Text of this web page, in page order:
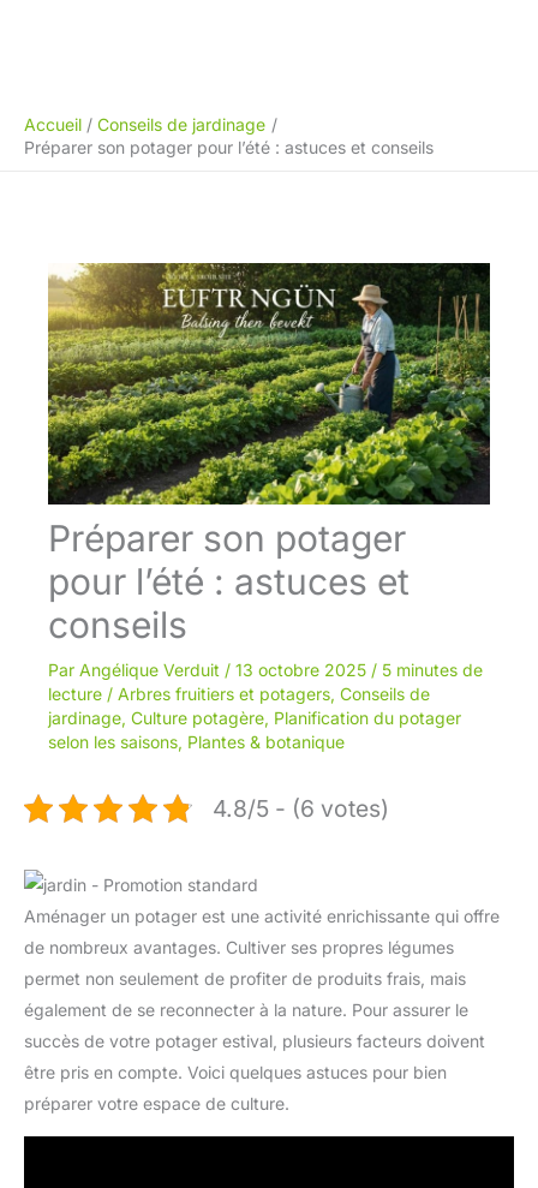
Accueil
Conseils de jardinage
Préparer son potager pour l’été : astuces et conseils
Préparer son potager
pour l’été : astuces et
conseils
Par Angélique Verduit / 13 octobre 2025 / 5 minutes de
lecture / Arbres fruitiers et potagers, Conseils de
jardinage, Culture potagère, Planification du potager
selon les saisons, Plantes & botanique
4.8/5 - (6 votes)
Aménager un potager est une activité enrichissante qui offre
de nombreux avantages. Cultiver ses propres légumes
permet non seulement de profiter de produits frais, mais
également de se reconnecter à la nature. Pour assurer le
succès de votre potager estival, plusieurs facteurs doivent
être pris en compte. Voici quelques astuces pour bien
préparer votre espace de culture.